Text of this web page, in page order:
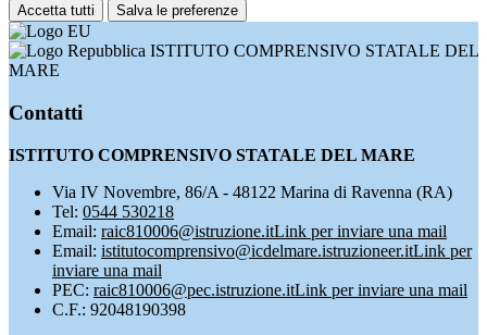
Accetta tutti Salva le preferenze
ISTITUTO COMPRENSIVO STATALE DEL
MARE
Contatti
ISTITUTO COMPRENSIVO STATALE DEL MARE
Via IV Novembre, 86/A - 48122 Marina di Ravenna (RA)
Tel: 0544 530218
Email: raic810006@istruzione.itLink per inviare una mail
Email: istitutocomprensivo@icdelmare.istruzioneer.itLink per
inviare una mail
PEC: raic810006@pec.istruzione.itLink per inviare una mail
C.F.: 92048190398